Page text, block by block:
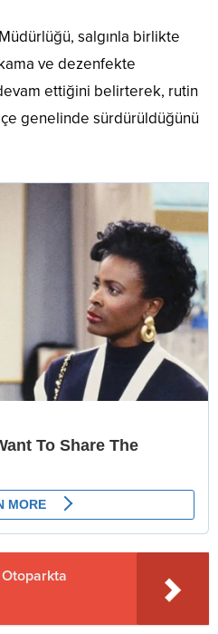
salgınla birlikte
ve dezenfekte
ettiğini belirterek, rutin
genelinde sürdürüldüğünü